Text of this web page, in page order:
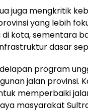
juga mengkritik
yang lebih
di kota, sementara
dasar
program
jalan provinsi.
memperbaiki
masyarakat